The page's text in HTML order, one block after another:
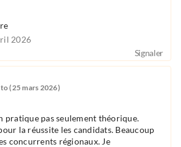
2026
Signaler
(25 mars 2026)
pratique pas seulement théorique.
la réussite les candidats. Beaucoup
concurrents régionaux. Je